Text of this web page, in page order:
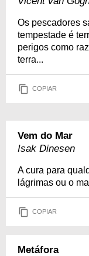
Os pescadores
tempestade é
perigos como
terra...
COPIAR
Vem do Mar
Isak Dinesen
A cura para
lágrimas ou o
COPIAR
Metáfora